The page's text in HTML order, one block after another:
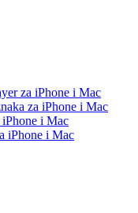
za iPhone i Mac
za iPhone i Mac
i Mac
iPhone i Mac